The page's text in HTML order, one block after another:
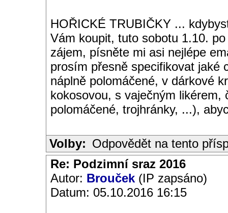
HOŘICKÉ TRUBIČKY ...
Vám koupit, tuto sobotu 1.10.
zájem, písněte mi asi nejlépe
prosím přesně specifikovat jaké
náplně polomáčené, v dárkové
kokosovou, s vaječným
polomáčené, trojhránky, ...),
Volby: Odpovědět na tento
Re: Podzimní sraz 2016
Autor: Brouček (IP zapsáno)
Datum: 05.10.2016 16:15